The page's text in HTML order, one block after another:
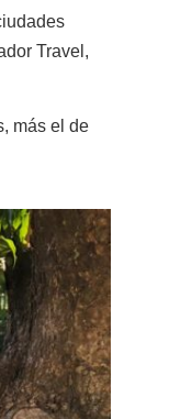
Travel,
más el de